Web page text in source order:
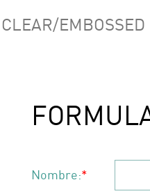
CLEAR/EMBOSSED
Nombre:*